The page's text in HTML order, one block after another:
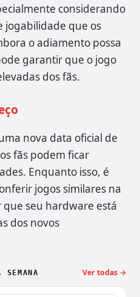
considerando
jogabilidade que os
o adiamento possa
garantir que o jogo
dos fãs.
nova data oficial de
fãs podem ficar
Enquanto isso, é
jogos similares na
seu hardware está
dos novos
Ver todas →